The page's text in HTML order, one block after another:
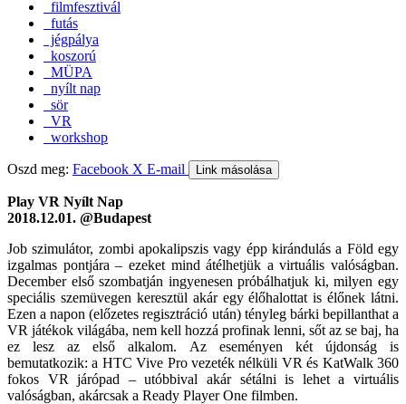
filmfesztivál
futás
jégpálya
koszorú
MÜPA
nyílt nap
sör
VR
workshop
Oszd meg: Facebook X E-mail Link másolása
Play VR Nyílt Nap
2018.12.01. @Budapest
Job szimulátor, zombi apokalipszis vagy épp kirándulás a Föld egy
izgalmas pontjára – ezeket mind átélhetjük a virtuális valóságban.
December első szombatján ingyenesen próbálhatjuk ki, milyen egy
speciális szemüvegen keresztül akár egy élőhalottat is élőnek látni.
Ezen a napon (előzetes regisztráció után) tényleg bárki bepillanthat a
VR játékok világába, nem kell hozzá profinak lenni, sőt az se baj, ha
ez lesz az első alkalom. Az eseményen két újdonság is
bemutatkozik: a HTC Vive Pro vezeték nélküli VR és KatWalk 360
fokos VR járópad – utóbbival akár sétálni is lehet a virtuális
valóságban, akárcsak a Ready Player One filmben.